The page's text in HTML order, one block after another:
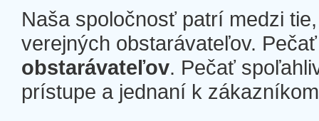
Naša spoločnosť patrí medzi
verejných obstarávateľov.
obstarávateľov. Pečať
prístupe a jednaní k